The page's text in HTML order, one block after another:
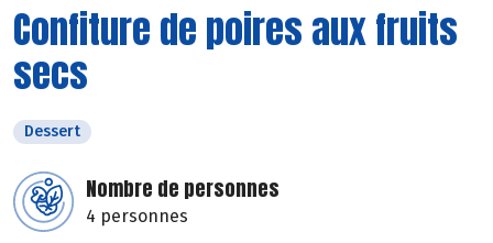
Confiture de poires aux fruits
secs
Dessert
Nombre de personnes
4 personnes